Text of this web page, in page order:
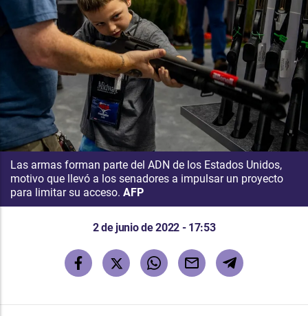
Las armas forman parte del ADN de los Estados Unidos,
motivo que llevó a los senadores a impulsar un proyecto
para limitar su acceso. AFP
2 de junio de 2022 - 17:53